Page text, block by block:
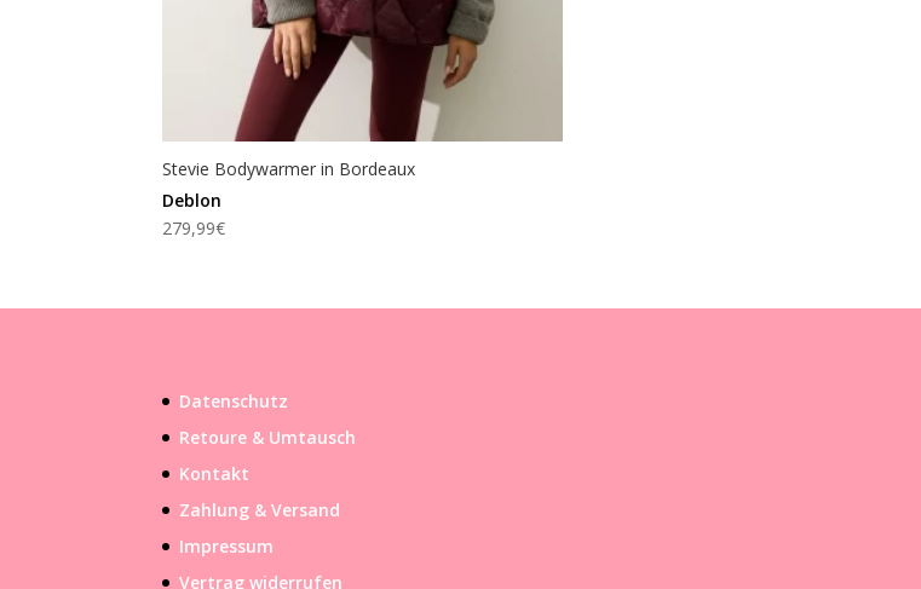
Stevie Bodywarmer in Bordeaux
Deblon
279,99€
Datenschutz
Retoure & Umtausch
Kontakt
Zahlung & Versand
Impressum
Vertrag widerrufen